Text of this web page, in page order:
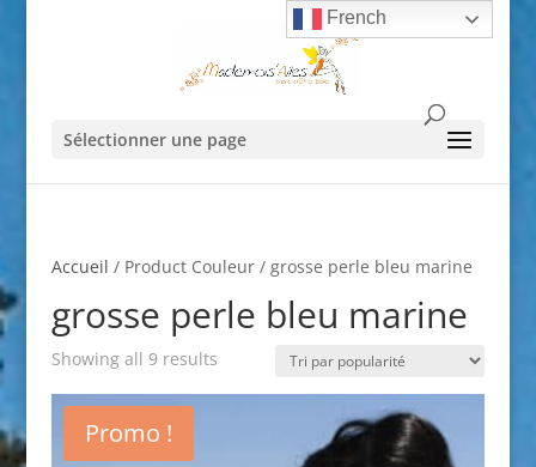
Sélectionner une page
Accueil / Product Couleur / grosse perle bleu marine
grosse perle bleu marine
Showing all 9 results
Promo !
French